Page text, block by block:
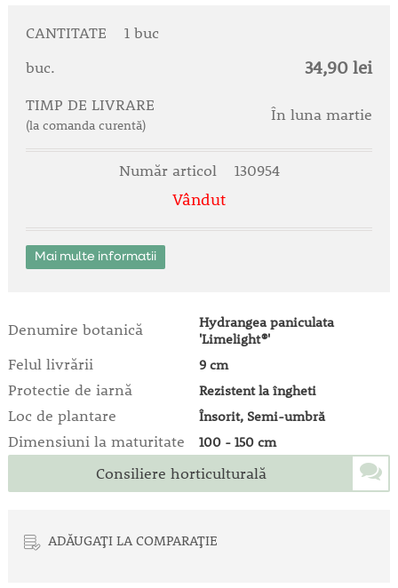
hortensii au inflorit deja.
CANTITATE
1 buc
buc.
34,90 lei
TIMP DE LIVRARE
(la comanda curentă)
În luna martie
Număr articol 130954
Vândut
Mai multe informatii
Denumire botanică
Hydrangea paniculata
'Limelight®'
Felul livrării 9 cm
Protectie de iarnă Rezistent la îngheti
Loc de plantare Însorit, Semi-umbră
Dimensiuni la maturitate 100 - 150 cm
Consiliere horticulturală
ADĂUGAȚI LA COMPARAȚIE